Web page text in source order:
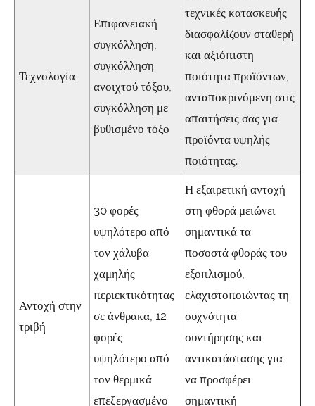
Τεχνολογία
Επιφανειακή
συγκόλληση,
συγκόλληση
ανοιχτού τόξου,
συγκόλληση με
βυθισμένο τόξο
τεχνικές κατασκευής
διασφαλίζουν σταθερή
και αξιόπιστη
ποιότητα προϊόντων,
ανταποκρινόμενη στις
απαιτήσεις σας για
προϊόντα υψηλής
ποιότητας.
Αντοχή στην
τριβή
30 φορές
υψηλότερο από
τον χάλυβα
χαμηλής
περιεκτικότητας
σε άνθρακα, 12
φορές
υψηλότερο από
τον θερμικά
επεξεργασμένο
Η εξαιρετική αντοχή
στη φθορά μειώνει
σημαντικά τα
ποσοστά φθοράς του
εξοπλισμού,
ελαχιστοποιώντας τη
συχνότητα
συντήρησης και
αντικατάστασης για
να προσφέρει
σημαντική